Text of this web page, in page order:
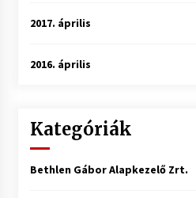
2017. április
2016. április
Kategóriák
Bethlen Gábor Alapkezelő Zrt.